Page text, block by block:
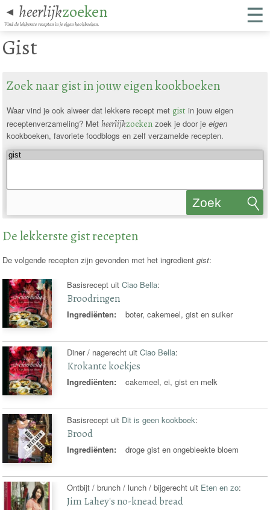
◄ heerlijkzoeken
Vind de lekkerste recepten in je eigen kookboeken. ☰
Gist
Zoek naar gist in jouw eigen kookboeken
Waar vind je ook alweer dat lekkere recept met gist in jouw eigen
receptenverzameling? Met heerlijkzoeken zoek je door je eigen
kookboeken, favoriete foodblogs en zelf verzamelde recepten.
Zoek
De lekkerste gist recepten
De volgende recepten zijn gevonden met het ingredientgist:
Basisrecept uitCiao Bella:
Broodringen
Ingrediënten: boter, cakemeel, gist en suiker
Diner / nagerecht uitCiao Bella:
Krokante koekjes
Ingrediënten: cakemeel, ei, gist en melk
Basisrecept uit Dit is geen kookboek:
Brood
Ingrediënten: droge gist en ongebleekte bloem
Ontbijt / brunch / lunch / bijgerecht uit Eten en zo:
Jim Lahey's no-knead bread